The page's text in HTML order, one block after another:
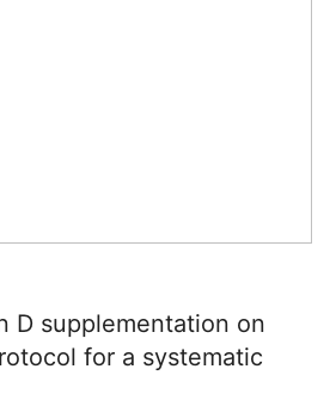
D supplementation on
for a systematic